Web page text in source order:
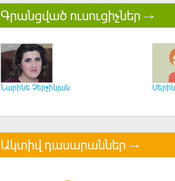
Գրանցված ուսուցիչներ
Նարինե Չերչինյան
Ակտիվ դասարաններ